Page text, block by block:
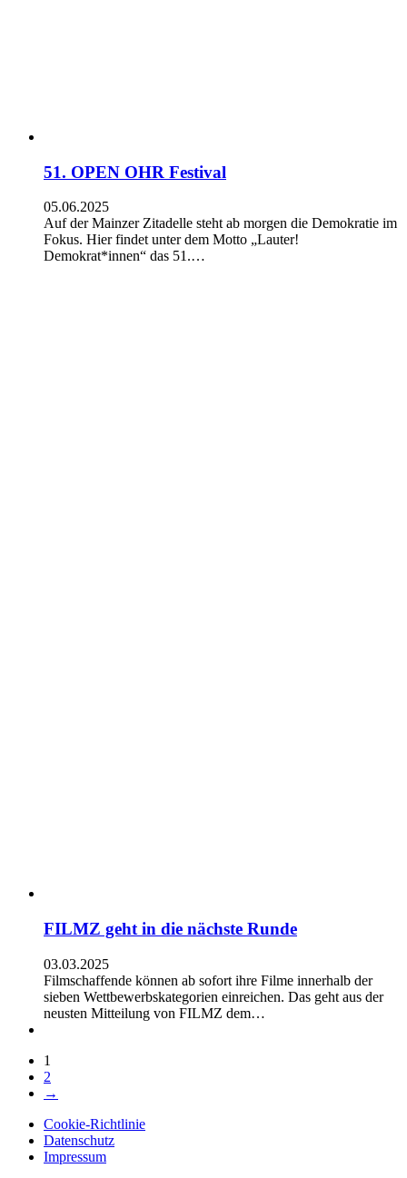
51. OPEN OHR Festival
05.06.2025
Auf der Mainzer Zitadelle steht ab morgen die Demokratie im
Fokus. Hier findet unter dem Motto „Lauter!
Demokrat*innen“ das 51.…
FILMZ geht in die nächste Runde
03.03.2025
Filmschaffende können ab sofort ihre Filme innerhalb der
sieben Wettbewerbskategorien einreichen. Das geht aus der
neusten Mitteilung von FILMZ dem…
1
2
→
Cookie-Richtlinie
Datenschutz
Impressum